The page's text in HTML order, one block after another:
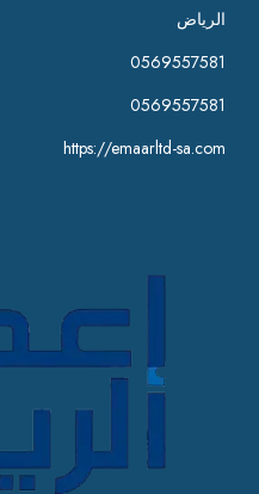
الرياض
0569557581
0569557581
https://emaarltd-sa.com